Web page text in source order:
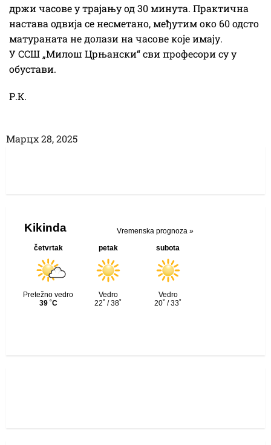
држи часове у трајању од 30 минута. Практична
настава одвија се несметано, међутим око 60 одсто
матураната не долази на часове које имају.
У ССШ „Милош Црњански“ сви професори су у
обустави.
Р.К.
Марцх 28, 2025